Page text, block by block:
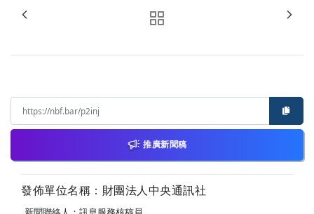
推廣新聞稿
發佈單位名稱：財團法人中央通訊社